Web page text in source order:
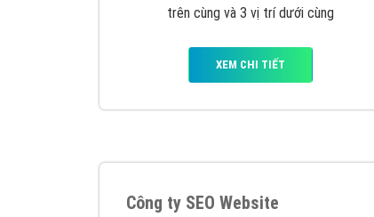
trên cùng và 3 vị trí dưới cùng
XEM CHI TIẾT
Công ty SEO Website